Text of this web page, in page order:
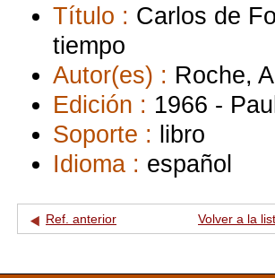
Título : Carlos de
tiempo
Autor(es) : Roche,
Edición : 1966 -
Soporte : libro
Idioma : español
Ref. anterior Volver a la